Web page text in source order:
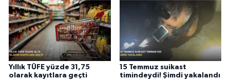
Yıllık TÜFE yüzde 31,75
olarak kayıtlara geçti
15 Temmuz suikast
timindeydi! Şimdi yakalandı